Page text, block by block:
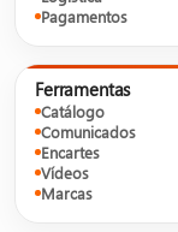
Pagamentos
Ferramentas
Catálogo
Comunicados
Encartes
Vídeos
Marcas